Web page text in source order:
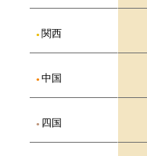
関西
中国
四国